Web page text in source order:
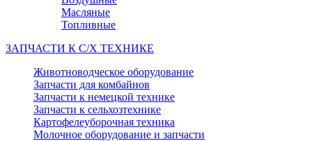
Масляные
Топливные
ЗАПЧАСТИ К С/Х ТЕХНИКЕ
Животноводческое оборудование
Запчасти для комбайнов
Запчасти к немецкой технике
Запчасти к сельхозтехнике
Картофелеуборочная техника
Молочное оборудование и запчасти